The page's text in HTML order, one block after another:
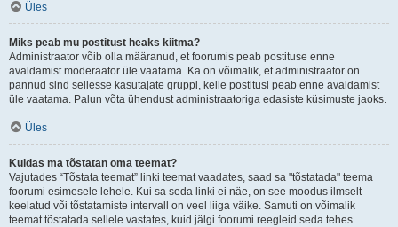
Üles
Miks peab mu postitust heaks kiitma?
Administraator võib olla määranud, et foorumis peab postituse enne
avaldamist moderaator üle vaatama. Ka on võimalik, et administraator on
pannud sind sellesse kasutajate gruppi, kelle postitusi peab enne avaldamist
üle vaatama. Palun võta ühendust administraatoriga edasiste küsimuste jaoks.
Üles
Kuidas ma tõstatan oma teemat?
Vajutades “Tõstata teemat” linki teemat vaadates, saad sa "tõstatada" teema
foorumi esimesele lehele. Kui sa seda linki ei näe, on see moodus ilmselt
keelatud või tõstatamiste intervall on veel liiga väike. Samuti on võimalik
teemat tõstatada sellele vastates, kuid jälgi foorumi reegleid seda tehes.